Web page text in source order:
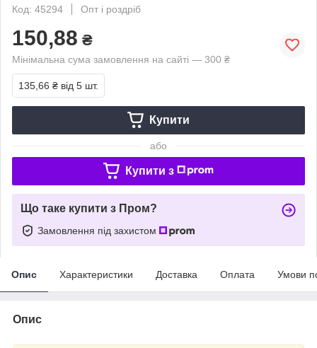
Код: 45294
Опт і роздріб
150,88 ₴
Мінімальна сума замовлення на сайті — 300 ₴
135,66 ₴ від 5 шт.
Купити
або
Купити з
Що таке купити з Пром?
Замовлення під захистом
Опис Характеристики Доставка Оплата Умови
Опис